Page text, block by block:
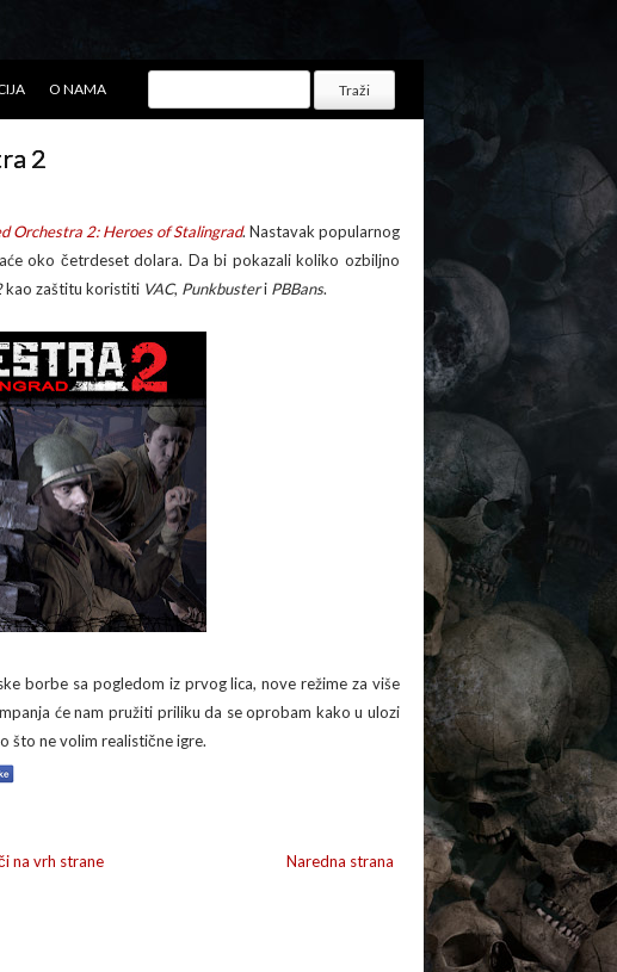
O NAMA
2
Orchestra 2: Heroes of Stalingrad. Nastavak popularnog
oko četrdeset dolara. Da bi pokazali koliko ozbiljno
kao zaštitu koristiti VAC, Punkbusteri PBBans.
borbe sa pogledom iz prvog lica, nove režime za više
će nam pružiti priliku da se oprobam kako u ulozi
što ne volim realistične igre.
Naredna strana
na vrh strane